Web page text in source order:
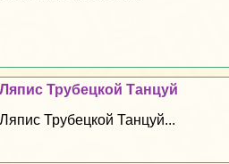
Ляпис Трубецкой Танцуй
Ляпис Трубецкой Танцуй...